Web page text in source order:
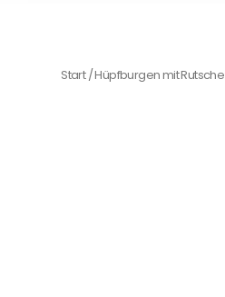
Start/Hüpfburgen mit Rutsche